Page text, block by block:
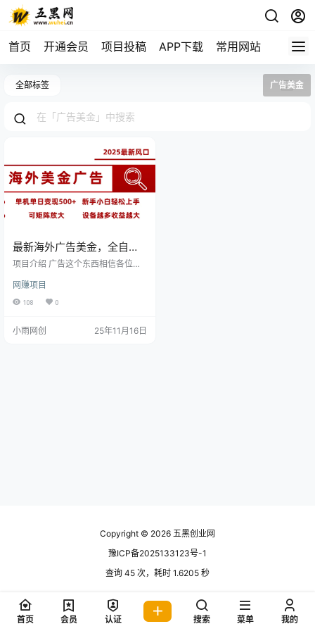
首页 开通会员 项目投稿 APP下载 常用网站
全部标签 广告美金
最新海外广告美金，全自动
挂机，单机单日500+，可矩
项目介绍 广告这个东西相信各位同
必定会有广告。但是你每看一次广
告 你就是在给广告推广商打工，但
一套国内已经非常的成熟了，你如
网赚项目
108 0
小雨网创 25年11月16日
Copyright © 2026 五黑创业网
豫ICP备2025133123号-1
查询 45 次，耗时 1.6205 秒
首页 会员 认证 搜索 菜单 我的